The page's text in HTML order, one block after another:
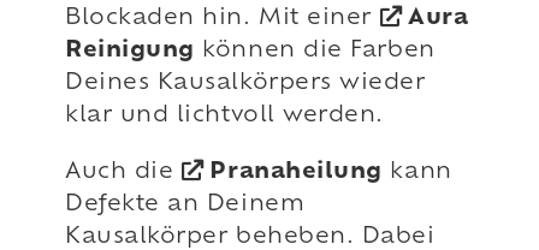
Blockaden hin. Mit einer
Aura
Reinigung können die Farben
Deines Kausalkörpers wieder
klar und lichtvoll werden.
Auch die Pranaheilung kann
Defekte an Deinem
Kausalkörper beheben. Dabei